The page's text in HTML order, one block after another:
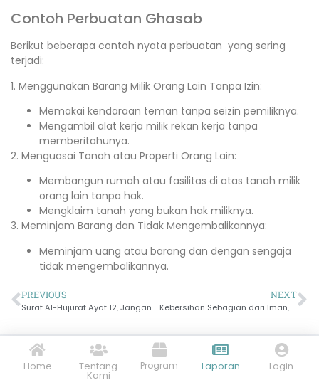
Contoh Perbuatan Ghasab
Berikut beberapa contoh nyata perbuatan yang sering
terjadi:
1. Menggunakan Barang Milik Orang Lain Tanpa Izin:
Memakai kendaraan teman tanpa seizin pemiliknya.
Mengambil alat kerja milik rekan kerja tanpa
memberitahunya.
2. Menguasai Tanah atau Properti Orang Lain:
Membangun rumah atau fasilitas di atas tanah milik
orang lain tanpa hak.
Mengklaim tanah yang bukan hak miliknya.
3. Meminjam Barang dan Tidak Mengembalikannya:
Meminjam uang atau barang dan dengan sengaja
tidak mengembalikannya.
PREVIOUS
Surat Al-Hujurat Ayat 12, Jangan Mencari Keburukan Orang lain
NEXT
Kebersihan Sebagian dari Iman, Syariat Islam tentang Bersuci
Home Tentang
Kami
Program Laporan Login